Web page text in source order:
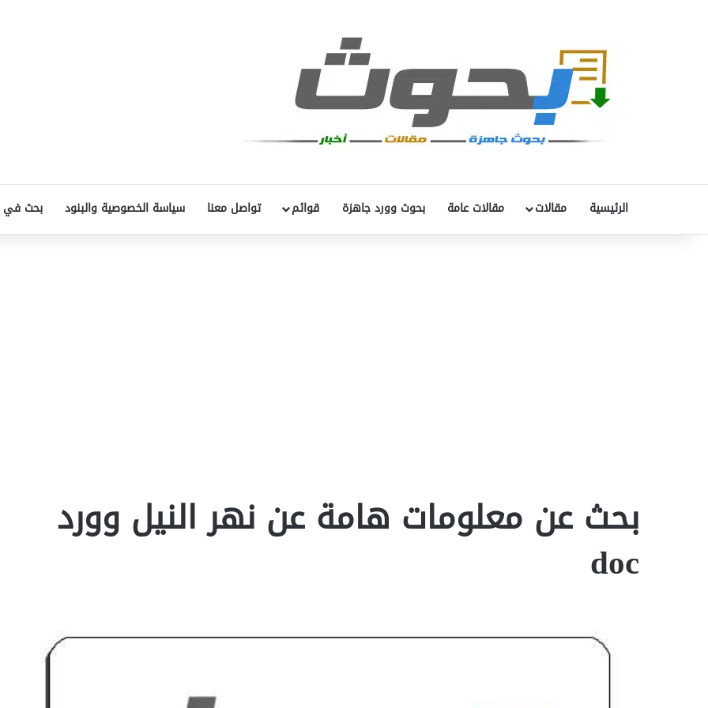
الرئيسية مقالات مقالات عامة بحوث وورد جاهزة قوائم تواصل معنا سياسة الخصوصية والبنود بحث في
بحث عن معلومات هامة عن نهر النيل وورد
doc